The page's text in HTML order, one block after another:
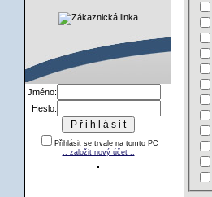
Jméno:
Heslo:
Přihlásit se trvale na tomto PC
:: založit nový účet ::